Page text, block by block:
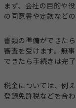
まず、会社の目的や
の同意書や定款など
書類の準備ができた
審査を受けます。無
できたら手続きは完了
税金については、例
登録免許税などを合